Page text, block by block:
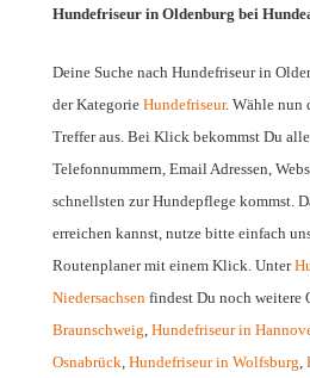
Hundefriseur in Oldenburg bei
Deine Suche nach Hundefriseur in
der Kategorie Hundefriseur. Wähle nun
Treffer aus. Bei Klick bekommst Du
Telefonnummern, Email Adressen,
schnellsten zur Hundepflege kommst.
erreichen kannst, nutze bitte einfach
Routenplaner mit einem Klick. Unter
Niedersachsen findest Du noch weitere
Braunschweig Hundefriseur in
Osnabrück Hundefriseur in Wolfsburg